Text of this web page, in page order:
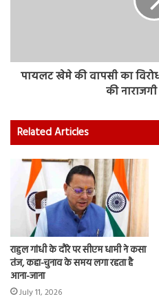
पायलट खेमे की वापसी का
की
Related Articles
राहुल गांधी के दौरे पर सीएम धामी ने कसा
तंज, कहा-चुनाव के समय लगा रहता है
आना-जाना
July 11, 2026